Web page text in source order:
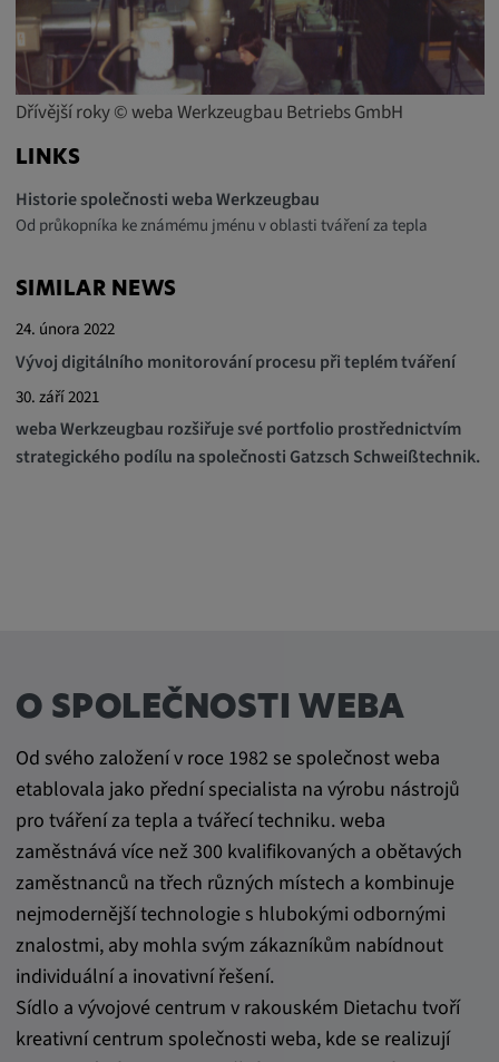
Dřívější roky © weba Werkzeugbau Betriebs GmbH
LINKS
Historie společnosti weba Werkzeugbau
Od průkopníka ke známému jménu v oblasti tváření za tepla
SIMILAR NEWS
24. února 2022
Vývoj digitálního monitorování procesu při teplém tváření
30. září 2021
weba Werkzeugbau rozšiřuje své portfolio prostřednictvím
strategického podílu na společnosti Gatzsch Schweißtechnik.
O SPOLEČNOSTI WEBA
Od svého založení v roce 1982 se společnost weba
etablovala jako přední specialista na výrobu nástrojů
pro tváření za tepla a tvářecí techniku. weba
zaměstnává více než 300 kvalifikovaných a obětavých
zaměstnanců na třech různých místech a kombinuje
nejmodernější technologie s hlubokými odbornými
znalostmi, aby mohla svým zákazníkům nabídnout
individuální a inovativní řešení.
Sídlo a vývojové centrum v rakouském Dietachu tvoří
kreativní centrum společnosti weba, kde se realizují